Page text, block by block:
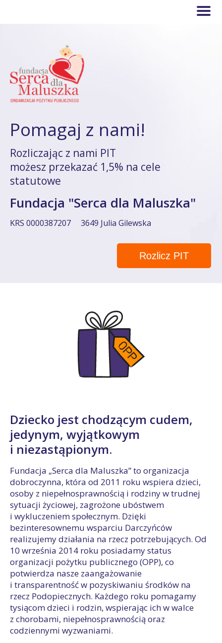
Pomagaj z nami!
Rozliczając z nami PIT
możesz przekazać 1,5% na cele
statutowe
Fundacja "Serca dla Maluszka"
KRS 0000387207 3649 Julia Gilewska
Rozlicz PIT
Dziecko jest chodzącym cudem,
jedynym, wyjątkowym
i niezastąpionym.
Fundacja „Serca dla Maluszka” to organizacja
dobroczynna, która od 2011 roku wspiera dzieci,
osoby z niepełnosprawnością i rodziny w trudnej
sytuacji życiowej, zagrożone ubóstwem
i wykluczeniem społecznym. Dzięki
bezinteresownemu wsparciu Darczyńców
realizujemy działania na rzecz potrzebujących. Od
10 września 2014 roku posiadamy status
organizacji pożytku publicznego (OPP), co
potwierdza nasze zaangażowanie
i transparentność w pozyskiwaniu środków na
rzecz Podopiecznych. Każdego roku pomagamy
tysiącom dzieci i rodzin, wspierając ich w walce
z chorobami, niepełnosprawnością oraz
codziennymi wyzwaniami.